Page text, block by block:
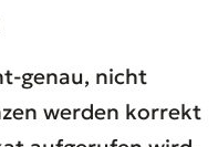
genau, nicht
werden korrekt